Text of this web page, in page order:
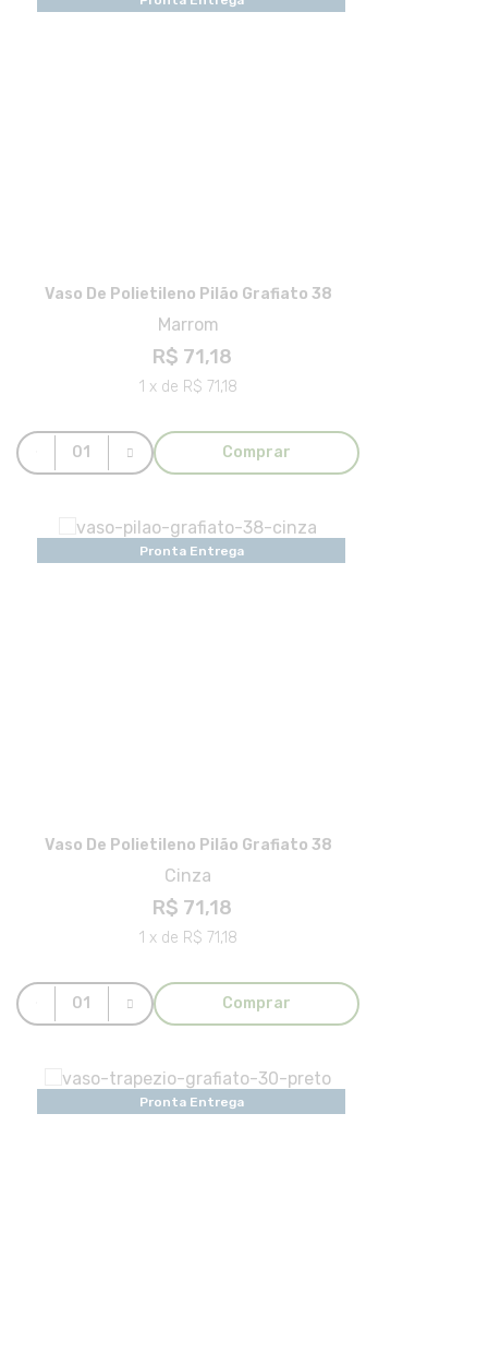
Vaso De Polietileno Pilão Grafiato 38
Marrom
R$ 71,18
1 x de R$ 71,18
Comprar
Pronta Entrega
Vaso De Polietileno Pilão Grafiato 38
Cinza
R$ 71,18
1 x de R$ 71,18
Comprar
Pronta Entrega